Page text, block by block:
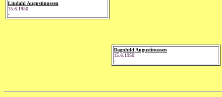
Lindahl Augustinussen
15.6.1950
-
Dagnhild Augustinussen
15.6.1950
-